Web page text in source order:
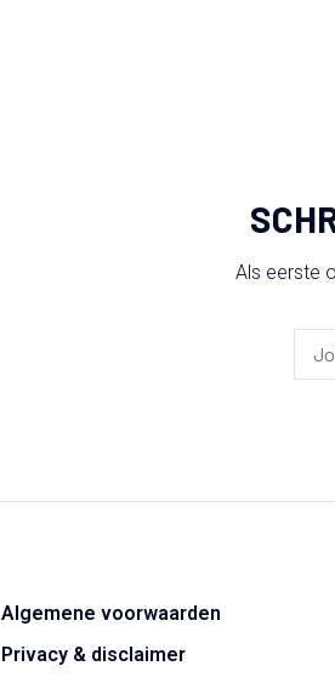
Als eerste
Algemene voorwaarden
Privacy & disclaimer